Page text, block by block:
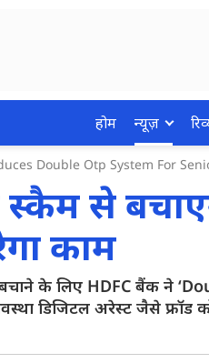
होम न्यूज़
Double Otp System For
स्कैम से
काम
बचाने के लिए HDFC बैंक ने
डिजिटल अरेस्ट जैसे